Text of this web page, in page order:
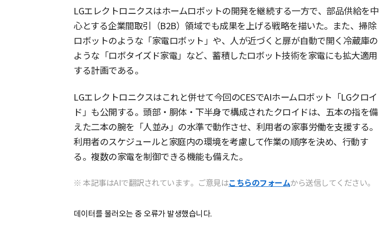
LGエレクトロニクスはホームロボットの開発を継続する一方で、部品供給を中
心とする企業間取引（B2B）領域でも成果を上げる戦略を描いた。また、掃除
ロボットのような「家電ロボット」や、人が近づくと扉が自動で開く冷蔵庫の
ような「ロボタイズド家電」など、蓄積したロボット技術を家電にも拡大適用
する計画である。
LGエレクトロニクスはこれと併せて今回のCESでAIホームロボット「LGクロイ
ド」も公開する。頭部・胴体・下半身で構成されたクロイドは、五本の指を備
えた二本の腕を「人並み」の水準で動作させ、利用者の家事労働を支援する。
利用者のスケジュールと家庭内の環境を考慮して作業の順序を決め、行動す
る。複数の家電を制御できる機能も備えた。
※ 本記事はAIで翻訳されています。ご意見はこちらのフォームから送信してください。
데이터를 불러오는 중 오류가 발생했습니다.